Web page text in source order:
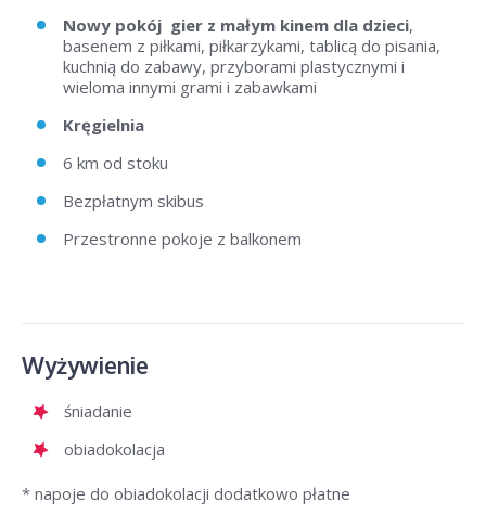
Nowy pokój gier z małym kinem dla dzieci,
basenem z piłkami, piłkarzykami, tablicą do pisania,
kuchnią do zabawy, przyborami plastycznymi i
wieloma innymi grami i zabawkami
Kręgielnia
6 km od stoku
Bezpłatnym skibus
Przestronne pokoje z balkonem
Wyżywienie
śniadanie
obiadokolacja
* napoje do obiadokolacji dodatkowo płatne